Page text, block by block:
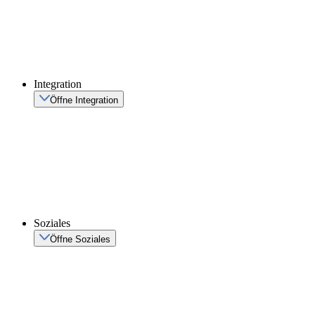
Integration
Öffne Integration
Soziales
Öffne Soziales